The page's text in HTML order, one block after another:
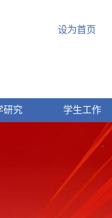
设为首页
研究 学生工作